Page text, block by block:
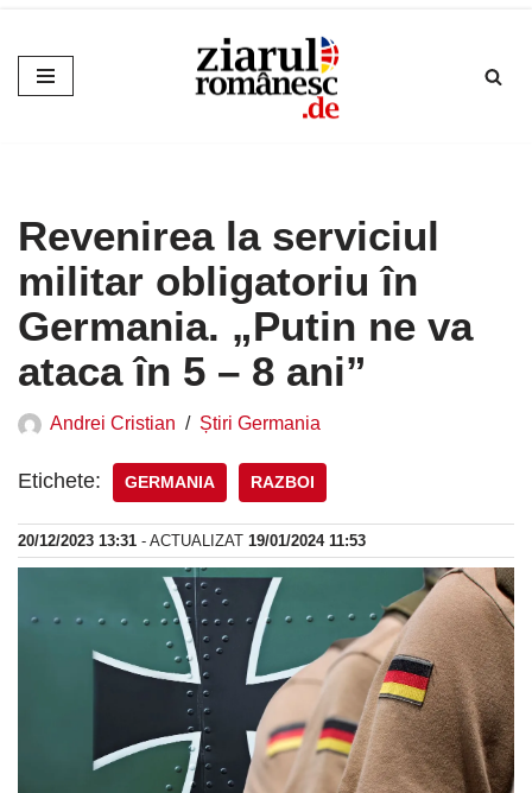
Sari
la
Revenirea la serviciul
militar obligatoriu în
Germania. „Putin ne va
ataca în 5 – 8 ani”
Andrei Cristian Știri Germania
Etichete: GERMANIA RAZBOI
20/12/2023 13:31 - ACTUALIZAT 19/01/2024 11:53